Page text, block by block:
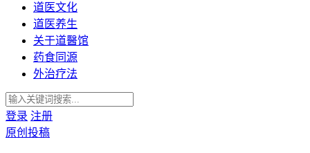
道医文化
道医养生
关于道醫馆
药食同源
外治疗法
登录 注册
原创投稿